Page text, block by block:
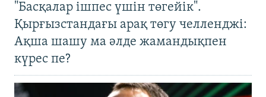
"Басқалар ішпес үшін төгейік".
Қырғызстандағы арақ төгу челленджі:
Ақша шашу ма әлде жамандықпен
күрес пе?